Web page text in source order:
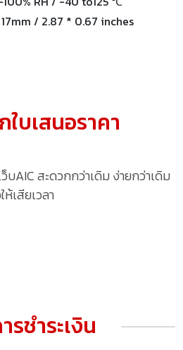
/ 2.87 * 0.67 inches
บเสนอราคา
บAIC สะดวกกว่าเดิม ง่ายกว่าเดิม
เสียเวลา
ชำระเงิน